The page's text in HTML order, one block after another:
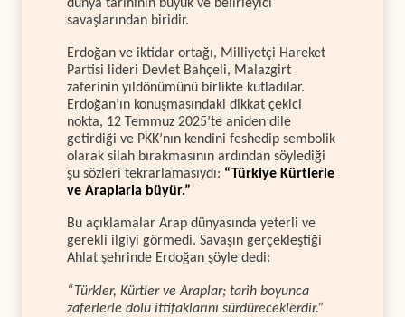
dünya tarihinin büyük ve belirleyici
savaşlarından biridir.
Erdoğan ve iktidar ortağı, Milliyetçi Hareket
Partisi lideri Devlet Bahçeli, Malazgirt
zaferinin yıldönümünü birlikte kutladılar.
Erdoğan’ın konuşmasındaki dikkat çekici
nokta, 12 Temmuz 2025’te aniden dile
getirdiği ve PKK’nın kendini feshedip sembolik
olarak silah bırakmasının ardından söylediği
şu sözleri tekrarlamasıydı: “Türkiye Kürtlerle
ve Araplarla büyür.”
Bu açıklamalar Arap dünyasında yeterli ve
gerekli ilgiyi görmedi. Savaşın gerçekleştiği
Ahlat şehrinde Erdoğan şöyle dedi:
“Türkler, Kürtler ve Araplar; tarih boyunca
zaferlerle dolu ittifaklarını sürdüreceklerdir.”